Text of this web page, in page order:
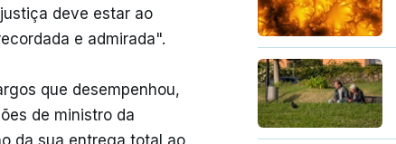
deve estar ao
e admirada".
que desempenhou,
de ministro da